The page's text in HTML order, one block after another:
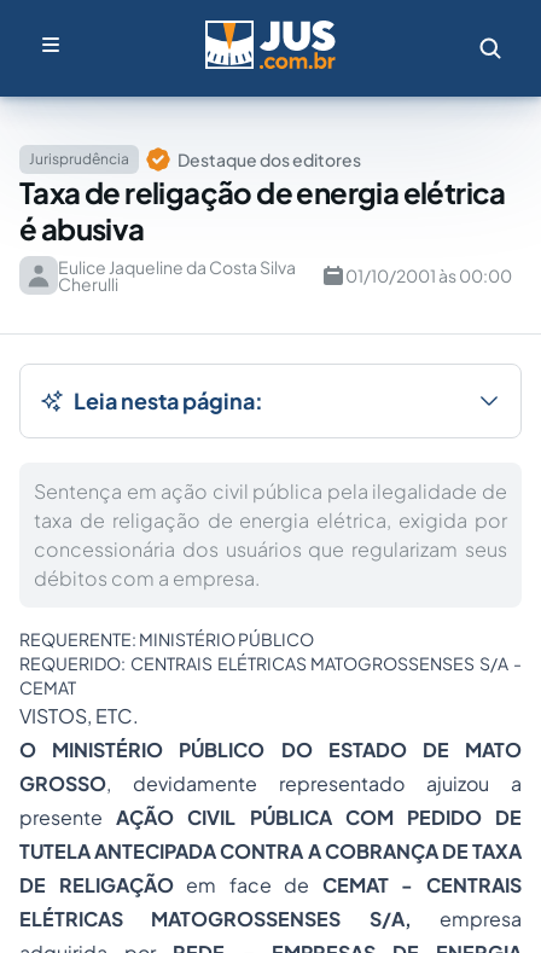
Jurisprudência Destaque dos editores
Taxa de religação de energia elétrica
é abusiva
Eulice Jaqueline da Costa Silva
Cherulli 01/10/2001 às 00:00
Leia nesta página:
Sentença em ação civil pública pela ilegalidade de
taxa de religação de energia elétrica, exigida por
concessionária dos usuários que regularizam seus
débitos com a empresa.
REQUERENTE: MINISTÉRIO PÚBLICO
REQUERIDO: CENTRAIS ELÉTRICAS MATOGROSSENSES S/A -
CEMAT
VISTOS, ETC.
O MINISTÉRIO PÚBLICO DO ESTADO DE MATO
GROSSO, devidamente representado ajuizou a
presenteAÇÃO CIVIL PÚBLICA COM PEDIDO DE
TUTELA ANTECIPADA CONTRA A COBRANÇA DE TAXA
DE RELIGAÇÃO em face de CEMAT - CENTRAIS
ELÉTRICAS MATOGROSSENSES S/A, empresa